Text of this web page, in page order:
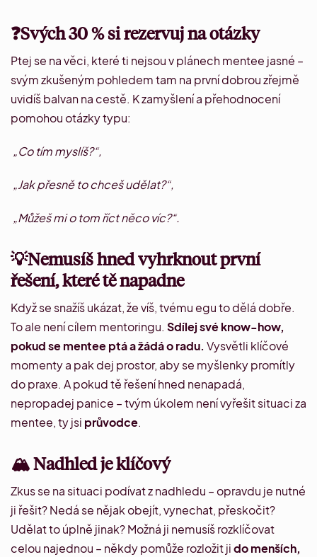
❓Svých 30 % si rezervuj na otázky
Ptej se na věci, které ti nejsou v plánech mentee jasné –
svým zkušeným pohledem tam na první dobrou zřejmě
uvidíš balvan na cestě. K zamyšlení a přehodnocení
pomohou otázky typu:
„Co tím myslíš?“,
„Jak přesně to chceš udělat?“,
„Můžeš mi o tom říct něco víc?“.
💡Nemusíš hned vyhrknout první
řešení, které tě napadne
Když se snažíš ukázat, že víš, tvému egu to dělá dobře.
To ale není cílem mentoringu. Sdílej své know-how,
pokud se mentee ptá a žádá o radu. Vysvětli klíčové
momenty a pak dej prostor, aby se myšlenky promítly
do praxe. A pokud tě řešení hned nenapadá,
nepropadej panice – tvým úkolem není vyřešit situaci za
mentee, ty jsi průvodce.
🏔️ Nadhled je klíčový
Zkus se na situaci podívat z nadhledu – opravdu je nutné
ji řešit? Nedá se nějak obejít, vynechat, přeskočit?
Udělat to úplně jinak? Možná ji nemusíš rozklíčovat
celou najednou – někdy pomůže rozložit jido menších,